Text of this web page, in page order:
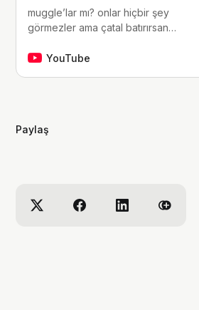
muggle’lar mı? onlar hiçbir şey
görmezler ama çatal batırırsan
çocukluğumdan beri tutkunu olduğum
de bana eşlik etmek isterseniz,
YouTube
Paylaş